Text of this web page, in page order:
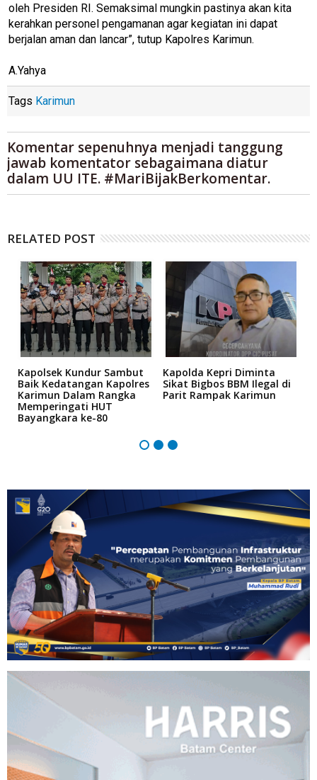
oleh Presiden RI. Semaksimal mungkin pastinya akan kita
kerahkan personel pengamanan agar kegiatan ini dapat
berjalan aman dan lancar”, tutup Kapolres Karimun.
A.Yahya
Tags Karimun
Komentar sepenuhnya menjadi tanggung
jawab komentator sebagaimana diatur
dalam UU ITE. #MariBijakBerkomentar.
RELATED POST
Kapolsek Kundur Sambut
Baik Kedatangan Kapolres
Karimun Dalam Rangka
Memperingati HUT
Bayangkara ke-80
Kapolda Kepri Diminta
Sikat Bigbos BBM Ilegal di
Parit Rampak Karimun